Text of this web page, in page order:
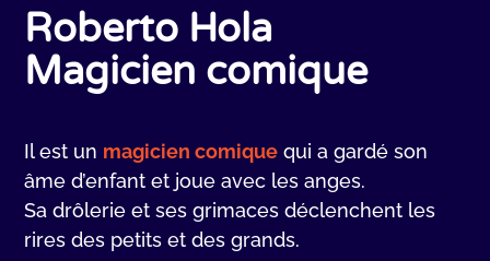
Roberto Hola
Magicien comique
Il est un magicien comique qui a gardé son
âme d’enfant et joue avec les anges.
Sa drôlerie et ses grimaces déclenchent les
rires des petits et des grands.